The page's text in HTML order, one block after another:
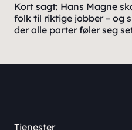
Kort sagt: Hans Magne
folk til riktige jobber – og
der alle parter føler seg
Tjenester